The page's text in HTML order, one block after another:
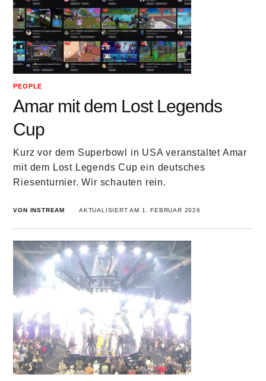
PEOPLE
Amar mit dem Lost Legends
Cup
Kurz vor dem Superbowl in USA veranstaltet Amar
mit dem Lost Legends Cup ein deutsches
Riesenturnier. Wir schauten rein.
VON INSTREAM AKTUALISIERT AM 1. FEBRUAR 2026